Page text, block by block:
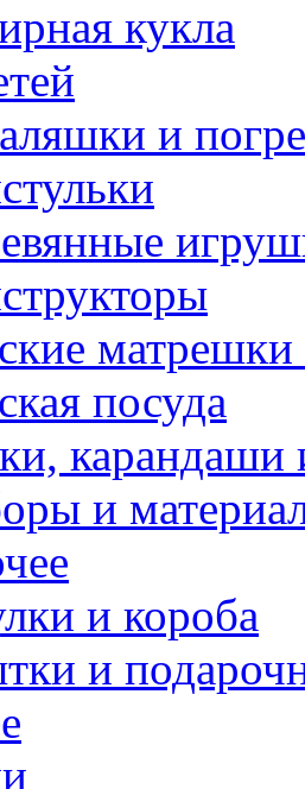
кукла
и
посуда
и
и короба
и